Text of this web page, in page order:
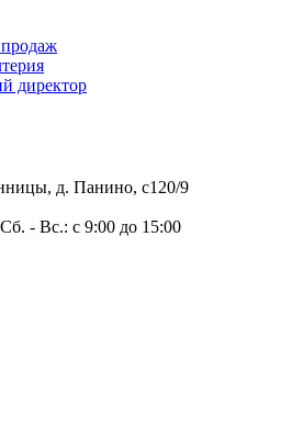
директор
д. Панино, с120/9
- Вс.: с 9:00 до 15:00